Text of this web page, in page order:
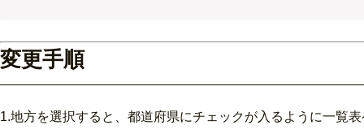
変更手順
1.地方を選択すると、都道府県にチェックが入るように一覧